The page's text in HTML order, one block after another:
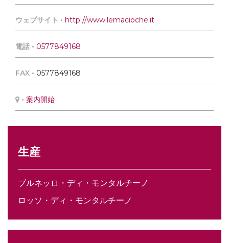
生産
ブルネッロ・ディ・モンタルチーノ
ロッソ・ディ・モンタルチーノ
ウェブサイト • http://www.lemacioche.it
電話 • 0577849168
FAX • 0577849168
• 案内開始